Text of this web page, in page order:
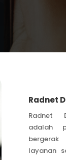
Radnet
Radnet
adalah
layanan